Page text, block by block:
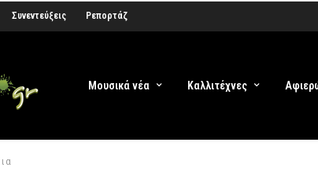
Συνεντεύξεις Ρεπορτάζ
Μουσικά νέα Καλλιτέχνες